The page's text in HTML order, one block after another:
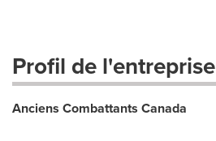
Profil de l'entreprise
Anciens Combattants Canada